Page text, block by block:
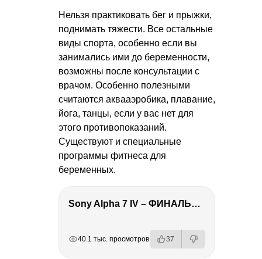
Нельзя практиковать бег и прыжки,
поднимать тяжести. Все остальные
виды спорта, особенно если вы
занимались ими до беременности,
возможны после консультации с
врачом. Особенно полезными
считаются аквааэробика, плавание,
йога, танцы, если у вас нет для
этого противопоказаний.
Существуют и специальные
программы фитнеса для
беременных.
Sony Alpha 7 IV – ФИНАЛЬНЫЙ ОБЗОР
40.1 тыс. просмотров 37